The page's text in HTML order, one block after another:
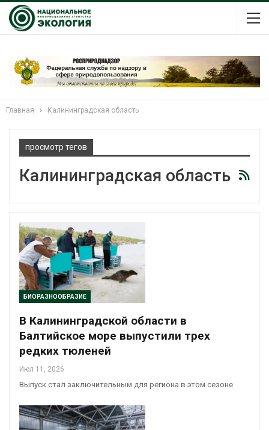
Главная Калининградская область
просмотр тегов
Калининградская область
БИОРАЗНООБРАЗИЕ
В Калининградской области в
Балтийское море выпустили трех
редких тюленей
Июл 11, 2026
Выпуск стал заключительным для региона в этом сезоне